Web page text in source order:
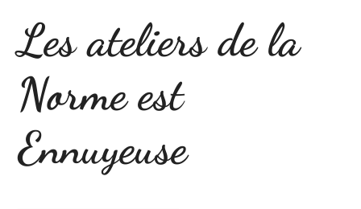
Les ateliers de la
Norme est
Ennuyeuse